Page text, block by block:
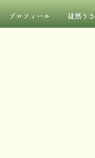
プロフィール 徒然うさ